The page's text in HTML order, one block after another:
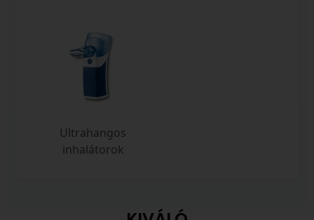
Ultrahangos
inhalátorok